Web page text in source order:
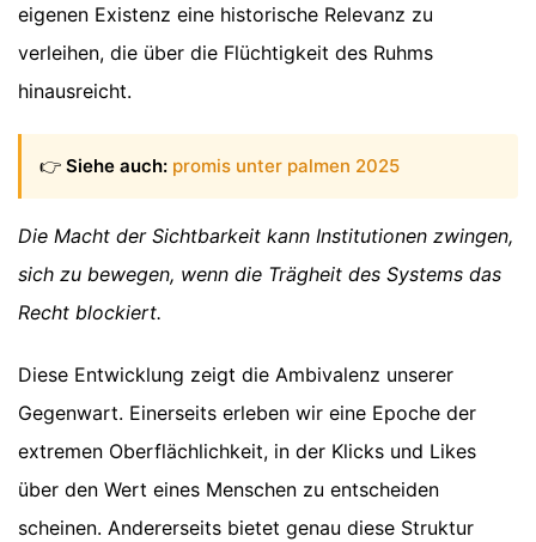
eigenen Existenz eine historische Relevanz zu
verleihen, die über die Flüchtigkeit des Ruhms
hinausreicht.
👉 Siehe auch: promis unter palmen 2025
Die Macht der Sichtbarkeit kann Institutionen zwingen,
sich zu bewegen, wenn die Trägheit des Systems das
Recht blockiert.
Diese Entwicklung zeigt die Ambivalenz unserer
Gegenwart. Einerseits erleben wir eine Epoche der
extremen Oberflächlichkeit, in der Klicks und Likes
über den Wert eines Menschen zu entscheiden
scheinen. Andererseits bietet genau diese Struktur